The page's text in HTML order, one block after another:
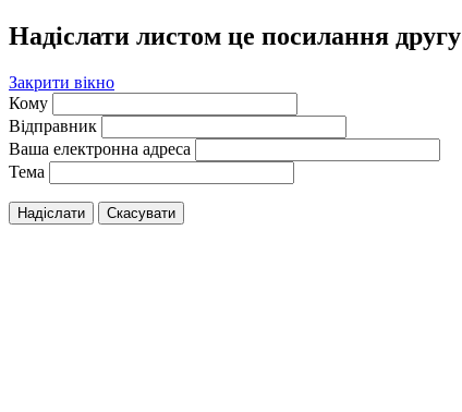
Надіслати листом це посилання другу
Закрити вікно
Кому
Відправник
Ваша електронна адреса
Тема
Надіслати Скасувати